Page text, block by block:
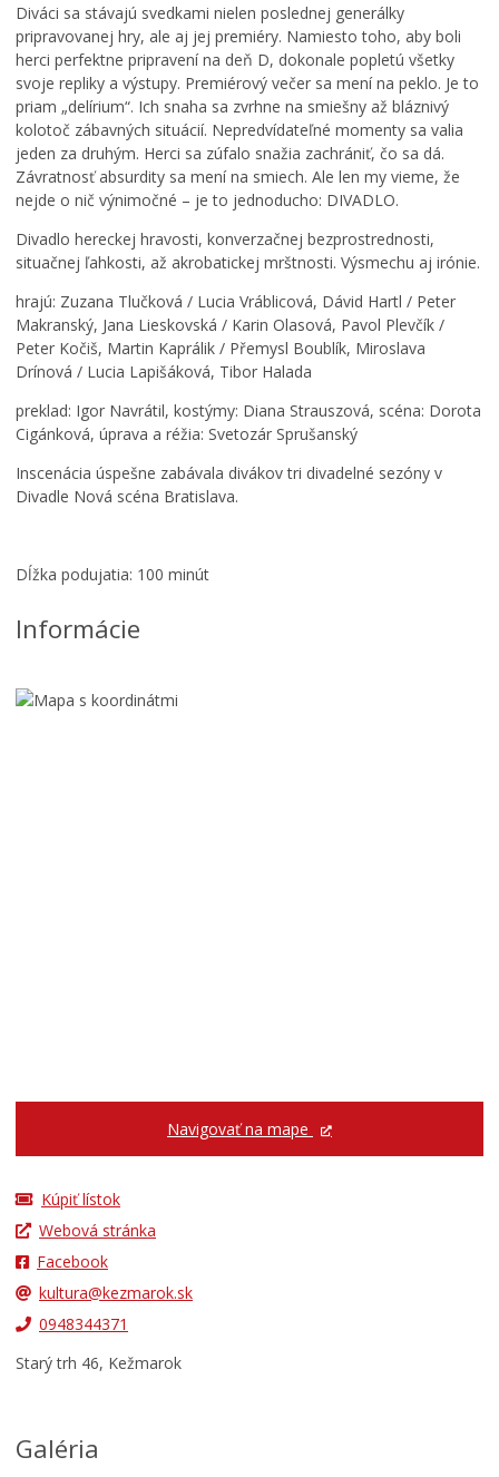
Diváci sa stávajú svedkami nielen poslednej generálky
pripravovanej hry, ale aj jej premiéry. Namiesto toho, aby boli
herci perfektne pripravení na deň D, dokonale popletú všetky
svoje repliky a výstupy. Premiérový večer sa mení na peklo. Je to
priam „delírium“. Ich snaha sa zvrhne na smiešny až bláznivý
kolotoč zábavných situácií. Nepredvídateľné momenty sa valia
jeden za druhým. Herci sa zúfalo snažia zachrániť, čo sa dá.
Závratnosť absurdity sa mení na smiech. Ale len my vieme, že
nejde o nič výnimočné – je to jednoducho: DIVADLO.
Divadlo hereckej hravosti, konverzačnej bezprostrednosti,
situačnej ľahkosti, až akrobatickej mrštnosti. Výsmechu aj irónie.
hrajú: Zuzana Tlučková / Lucia Vráblicová, Dávid Hartl / Peter
Makranský, Jana Lieskovská / Karin Olasová, Pavol Plevčík /
Peter Kočiš, Martin Kaprálik / Přemysl Boublík, Miroslava
Drínová / Lucia Lapišáková, Tibor Halada
preklad: Igor Navrátil, kostýmy: Diana Strauszová, scéna: Dorota
Cigánková, úprava a réžia: Svetozár Sprušanský
Inscenácia úspešne zabávala divákov tri divadelné sezóny v
Divadle Nová scéna Bratislava.
Dĺžka podujatia: 100 minút
Informácie
Navigovať na mape
Kúpiť lístok
Webová stránka
Facebook
kultura@kezmarok.sk
0948344371
Starý trh 46, Kežmarok
Galéria